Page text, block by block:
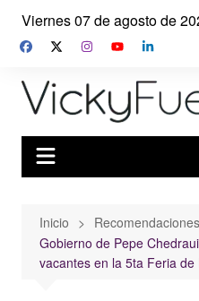
Saltar
contenido
Viernes 07 de agosto de
Inicio
Gobierno de Pepe
vacantes en la 5ta Feria